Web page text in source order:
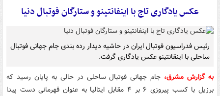
عکس یادگاری تاج با اینفانتینو و ستارگان فوتبال دنیا
رئیس فدراسیون فوتبال ایران در حاشیه دیدار رده بندی جام جهانی فوتبال
ساحلی با اینقانتینو عکس یادگاری گرفت.
به گزارش مشرق، جام جهانی فوتبال ساحلی در حالی به پایان رسید که
برزیل با کسب پیروزی ۶ بر ۴ مقابل ایتالیا به عنوان قهرمانی دست پیدا